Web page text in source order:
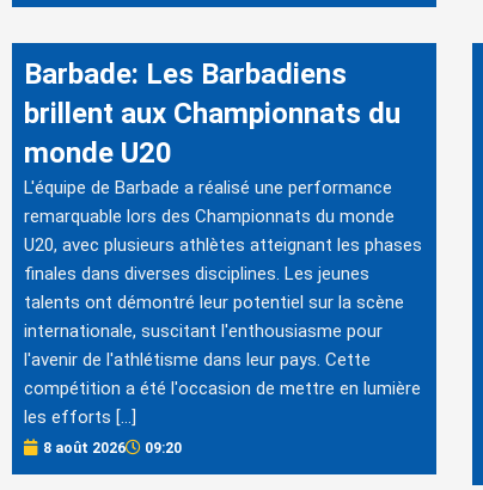
Barbade: Les Barbadiens
brillent aux Championnats du
monde U20
L'équipe de Barbade a réalisé une performance
remarquable lors des Championnats du monde
U20, avec plusieurs athlètes atteignant les phases
finales dans diverses disciplines. Les jeunes
talents ont démontré leur potentiel sur la scène
internationale, suscitant l'enthousiasme pour
l'avenir de l'athlétisme dans leur pays. Cette
compétition a été l'occasion de mettre en lumière
les efforts […]
8 août 2026 09:20